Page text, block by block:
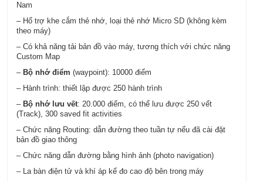
Nam
– Hổ trợ khe cắm thẻ nhớ, loại thẻ nhớ Micro SD (không kèm
theo máy)
– Có khả năng tải bản đồ vào máy, tương thích với chức năng
Custom Map
– Bộ nhớ điểm (waypoint): 10000 điểm
– Hành trình: thiết lập được 250 hành trình
– Bộ nhớ lưu vết: 20.000 điểm, có thể lưu được 250 vết
(Track), 300 saved fit activities
– Chức năng Routing: dẫn đường theo tuần tự nếu đã cài đặt
bản đồ giao thông
– Chức năng dẫn đường bằng hình ảnh (photo navigation)
– La bàn điện tử và khí áp kế đo cao độ bên trong máy